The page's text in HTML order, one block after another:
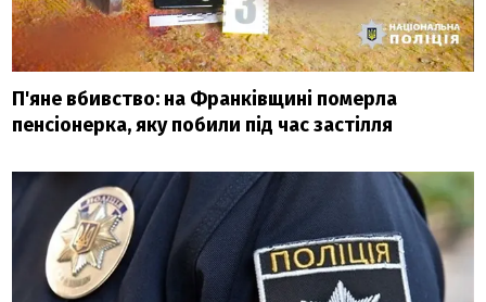
П'яне вбивство: на Франківщині померла
пенсіонерка, яку побили під час застілля